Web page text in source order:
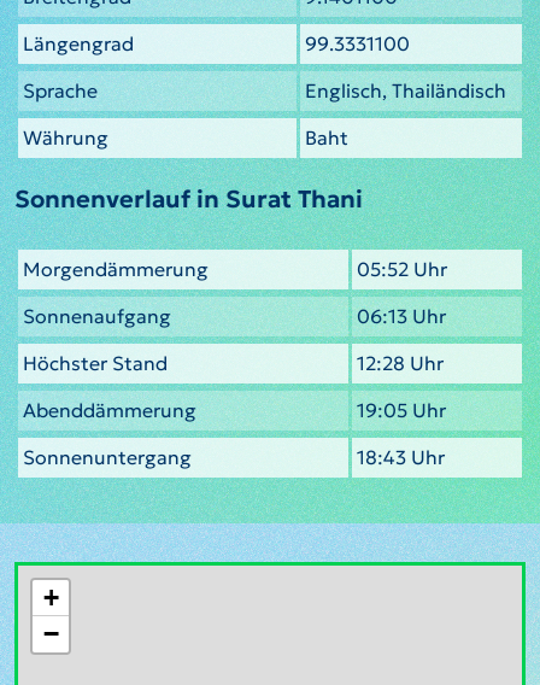
Längengrad
99.3331100
Sprache
Englisch, Thailändisch
Währung
Baht
Sonnenverlauf in Surat Thani
Morgendämmerung
05:52 Uhr
Sonnenaufgang
06:13 Uhr
Höchster Stand
12:28 Uhr
Abenddämmerung
19:05 Uhr
Sonnenuntergang
18:43 Uhr
+
−